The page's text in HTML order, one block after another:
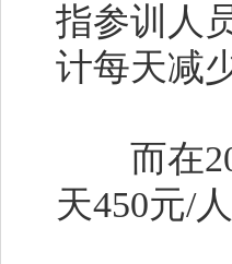
指参训人
计每天减
而在
天450元/人